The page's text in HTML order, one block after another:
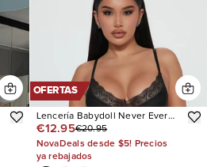
OFERTAS
Lencería Babydoll Never Ever
Ribbed
€12.95€20.95
NovaDeals desde $5! Precios
ya rebajados